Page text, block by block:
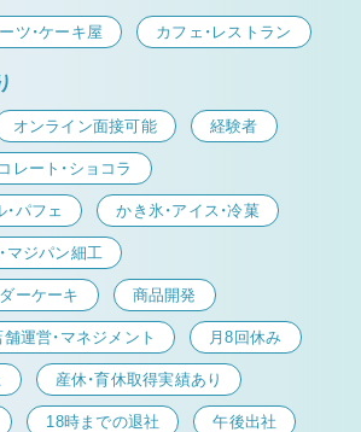
ツ・ケーキ屋 カフェ・レストラン
オンライン面接可能 経験者
レート・ショコラ
パフェ かき氷・アイス・冷菓
マジパン細工
ーケーキ 商品開発
舗運営・マネジメント 月8回休み
産休・育休取得実績あり
18時までの退社 午後出社